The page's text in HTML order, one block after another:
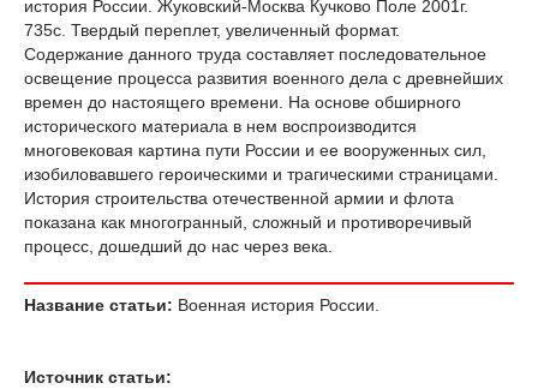
история России. Жуковский-Москва Кучково Поле 2001г.
735с. Твердый переплет, увеличенный формат.
Содержание данного труда составляет последовательное
освещение процесса развития военного дела с древнейших
времен до настоящего времени. На основе обширного
исторического материала в нем воспроизводится
многовековая картина пути России и ее вооруженных сил,
изобиловавшего героическими и трагическими страницами.
История строительства отечественной армии и флота
показана как многогранный, сложный и противоречивый
процесс, дошедший до нас через века.
Название статьи: Военная история России.
Источник статьи: